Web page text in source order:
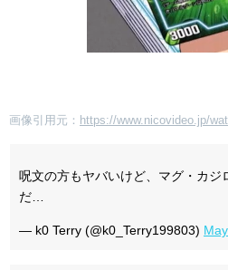
画像引用元： https://www.nicovideo.jp/
呪文の方もヤバいけど、マグ・カジ
だ…
— k0 Terry (@k0_Terry199803)